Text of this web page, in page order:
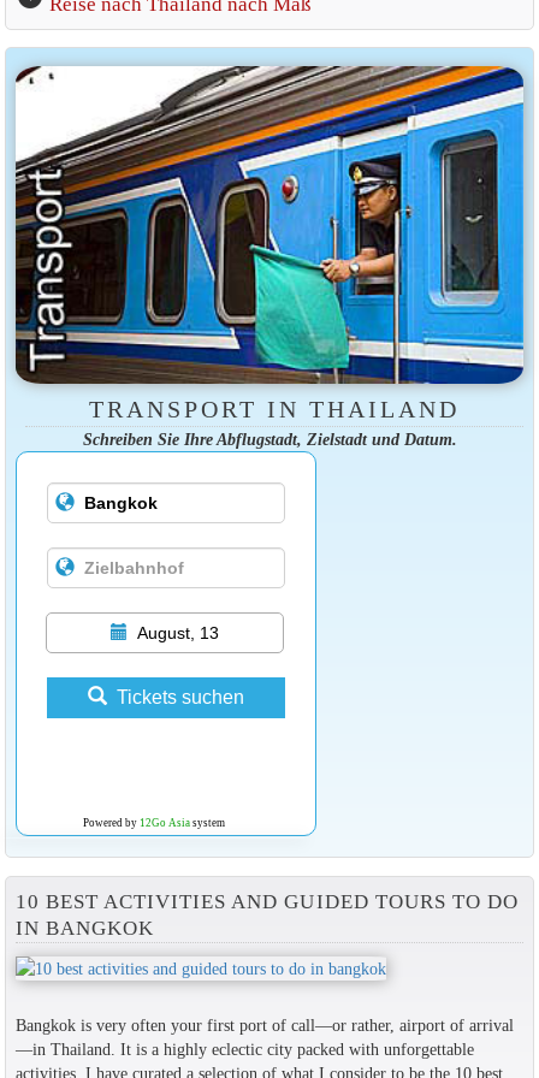
Reise nach Thailand nach Maß
TRANSPORT IN THAILAND
Schreiben Sie Ihre Abflugstadt, Zielstadt und Datum.
August, 13
Tickets suchen
Powered by 12Go Asiasystem
10 BEST ACTIVITIES AND GUIDED TOURS TO DO
IN BANGKOK
Bangkok is very often your first port of call—or rather, airport of arrival
—in Thailand. It is a highly eclectic city packed with unforgettable
activities. I have curated a selection of what I consider to be the 10 best